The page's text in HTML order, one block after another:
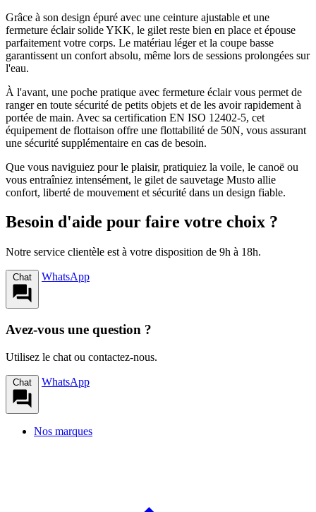
Grâce à son design épuré avec une ceinture ajustable et une
fermeture éclair solide YKK, le gilet reste bien en place et épouse
parfaitement votre corps. Le matériau léger et la coupe basse
garantissent un confort absolu, même lors de sessions prolongées sur
l'eau.
À l'avant, une poche pratique avec fermeture éclair vous permet de
ranger en toute sécurité de petits objets et de les avoir rapidement à
portée de main. Avec sa certification EN ISO 12402-5, cet
équipement de flottaison offre une flottabilité de 50N, vous assurant
une sécurité supplémentaire en cas de besoin.
Que vous naviguiez pour le plaisir, pratiquiez la voile, le canoë ou
vous entraîniez intensément, le gilet de sauvetage Musto allie
confort, liberté de mouvement et sécurité dans un design fiable.
Besoin d'aide pour faire votre choix ?
Notre service clientèle est à votre disposition de 9h à 18h.
Chat WhatsApp
Avez-vous une question ?
Utilisez le chat ou contactez-nous.
Chat WhatsApp
Nos marques